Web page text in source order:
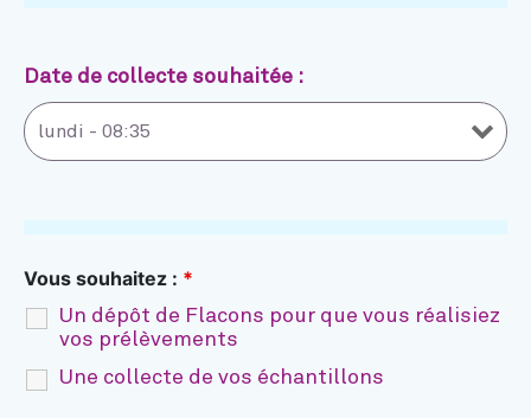
Date de collecte souhaitée :
Vous souhaitez : *
Un dépôt de Flacons pour que vous réalisiez
vos prélèvements
Une collecte de vos échantillons